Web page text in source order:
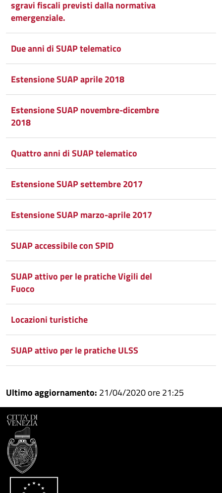
sgravi fiscali previsti dalla normativa
emergenziale.
Due anni di SUAP telematico
Estensione SUAP aprile 2018
Estensione SUAP novembre-dicembre
2018
Quattro anni di SUAP telematico
Estensione SUAP settembre 2017
Estensione SUAP marzo-aprile 2017
SUAP accessibile con SPID
SUAP attivo per le pratiche Vigili del
Fuoco
Locazioni turistiche
SUAP attivo per le pratiche ULSS
Ultimo aggiornamento: 21/04/2020 ore 21:25